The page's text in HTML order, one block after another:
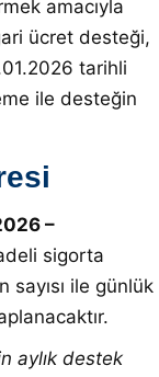
amacıyla
ücret desteği,
tarihli
ile desteğin
–
sigorta
sayısı ile günlük
aylık destek